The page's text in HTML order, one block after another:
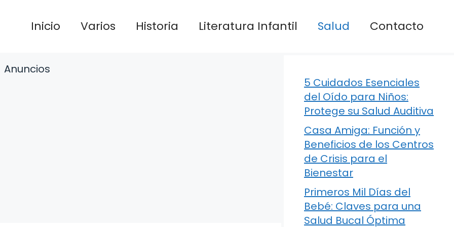
Inicio Varios Historia Literatura Infantil Salud Contacto
Anuncios
5 Cuidados Esenciales
del Oído para Niños:
Protege su Salud Auditiva
Casa Amiga: Función y
Beneficios de los Centros
de Crisis para el
Bienestar
Primeros Mil Días del
Bebé: Claves para una
Salud Bucal Óptima